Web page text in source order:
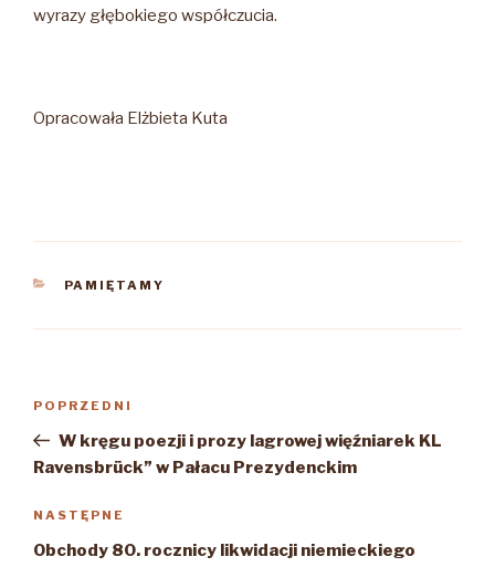
wyrazy głębokiego współczucia.
Opracowała Elżbieta Kuta
KATEGORIE
PAMIĘTAMY
Poprzedni
wpis
POPRZEDNI
W kręgu poezji i prozy lagrowej więźniarek KL
Ravensbrück” w Pałacu Prezydenckim
Następny
wpis
NASTĘPNE
Obchody 80. rocznicy likwidacji niemieckiego